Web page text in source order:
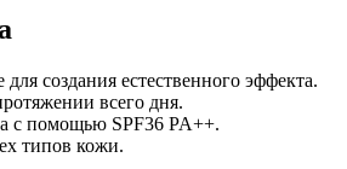
создания естественного эффекта.
всего дня.
с помощью SPF36 PA++.
типов кожи.